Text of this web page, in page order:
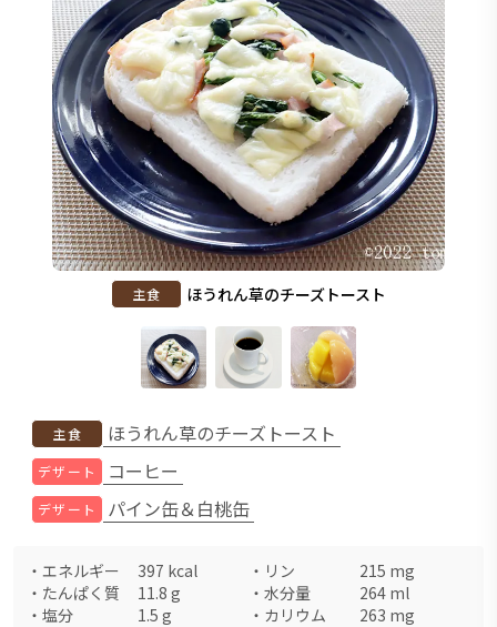
主食 ほうれん草のチーズトースト
主食 ほうれん草のチーズトースト
デザート コーヒー
デザート パイン缶＆白桃缶
・ エネルギー 397 kcal ・ リン 215 mg
・ たんぱく質 11.8 g ・ 水分量 264 ml
・ 塩分 1.5 g ・ カリウム 263 mg